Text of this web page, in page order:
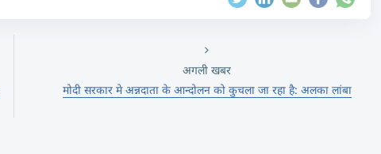
अगली खबर
मोदी सरकार मे अन्नदाता के आन्दोलन को कुचला जा रहा है: अलका लांबा